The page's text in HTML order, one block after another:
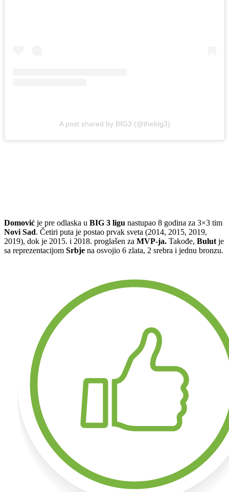
A post shared by BIG3 (@thebig3)
Domović je pre odlaska u BIG 3 ligu nastupao 8 godina za 3×3 tim
Novi Sad. Četiri puta je postao prvak sveta (2014, 2015, 2019,
2019), dok je 2015. i 2018. proglašen za MVP-ja. Takođe, Bulut je
sa reprezentacijom Srbje na osvojio 6 zlata, 2 srebra i jednu bronzu.